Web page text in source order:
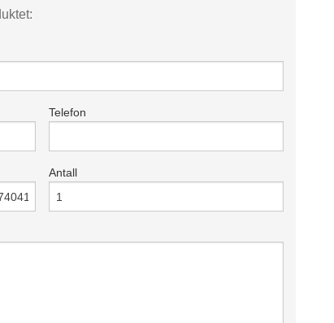
Telefon
Antall